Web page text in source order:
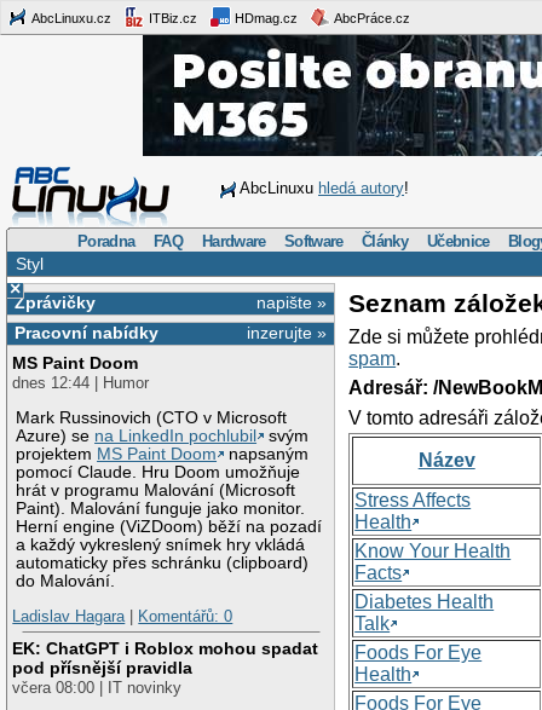
AbcLinuxu.cz ITBiz.cz HDmag.cz AbcPráce.cz
AbcLinuxu hledá autory!
Poradna FAQ Hardware Software Články Učebnice
Styl
×
napište »
Zprávičky
inzerujte »
Pracovní nabídky
MS Paint Doom
dnes 12:44 | Humor
Mark Russinovich (CTO v Microsoft
Azure) se na LinkedIn pochlubil
svým
projektem MS Paint Doom
napsaným
pomocí Claude. Hru Doom umožňuje
hrát v programu Malování (Microsoft
Paint). Malování funguje jako monitor.
Herní engine (ViZDoom) běží na pozadí
a každý vykreslený snímek hry vkládá
automaticky přes schránku (clipboard)
do Malování.
Ladislav Hagara| Komentářů: 0
EK: ChatGPT i Roblox mohou spadat
pod přísnější pravidla
včera 08:00 | IT novinky
Seznam
Zde si můžete
spam.
Adresář: /
V tomto adresáři
Název
Stress Affects
Health
Know Your Health
Facts
Diabetes Health
Talk
Foods For Eye
Health
Foods For Eye